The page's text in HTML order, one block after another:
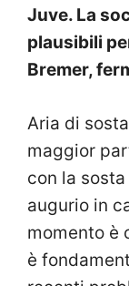
Juve. La
plausibili
Bremer,
Aria di
maggior
con la
augurio in
momento è
è